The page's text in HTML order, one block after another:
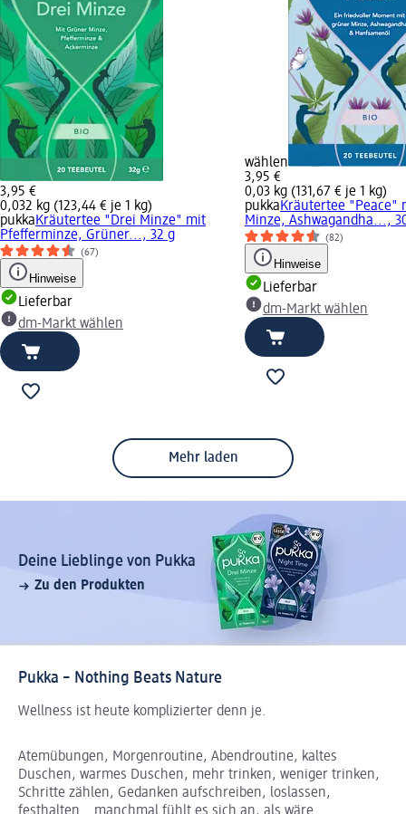
3,95 €
0,032 kg (123,44 € je 1 kg)
pukkaKräutertee "Drei Minze" mit
Pfefferminze, Grüner..., 32 g
(67)
Hinweise
Lieferbar
dm-Markt wählen
wählen
3,95 €
0,03 kg (131,67 € je 1 kg)
pukkaKräutertee "Peace"
Minze, Ashwagandha...,
(82)
Hinweise
Lieferbar
dm-Markt wählen
Mehr laden
Deine Lieblinge von Pukka
Zu den Produkten
Pukka – Nothing Beats Nature
Wellness ist heute komplizierter denn je.
Atemübungen, Morgenroutine, Abendroutine, kaltes
Duschen, warmes Duschen, mehr trinken, weniger trinken,
Schritte zählen, Gedanken aufschreiben, loslassen,